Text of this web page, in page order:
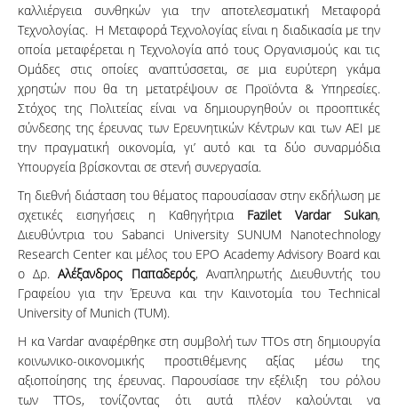
καλλιέργεια συνθηκών για την αποτελεσματική Μεταφορά
Τεχνολογίας. Η Μεταφορά Τεχνολογίας είναι η διαδικασία με την
οποία μεταφέρεται η Τεχνολογία από τους Οργανισμούς και τις
Ομάδες στις οποίες αναπτύσσεται, σε μια ευρύτερη γκάμα
χρηστών που θα τη μετατρέψουν σε Προϊόντα & Υπηρεσίες.
Στόχος της Πολιτείας είναι να δημιουργηθούν οι προοπτικές
σύνδεσης της έρευνας των Ερευνητικών Κέντρων και των ΑΕΙ με
την πραγματική οικονομία, γι’ αυτό και τα δύο συναρμόδια
Υπουργεία βρίσκονται σε στενή συνεργασία.
Τη διεθνή διάσταση του θέματος παρουσίασαν στην εκδήλωση με
σχετικές εισηγήσεις η Kαθηγήτρια Fazilet Vardar Sukan,
Διευθύντρια του Sabanci University SUNUM Nanotechnology
Research Center και μέλος του EPO Academy Advisory Board και
ο Δρ.Αλέξανδρος Παπαδερός, Αναπληρωτής Διευθυντής του
Γραφείου για την Έρευνα και την Καινοτομία του Technical
University of Munich (TUM).
Η κα Vardar αναφέρθηκε στη συμβολή των ΤΤΟs στη δημιουργία
κοινωνικο-οικονομικής προστιθέμενης αξίας μέσω της
αξιοποίησης της έρευνας. Παρουσίασε την εξέλιξη του ρόλου
των ΤΤΟs, τονίζοντας ότι αυτά πλέον καλούνται να